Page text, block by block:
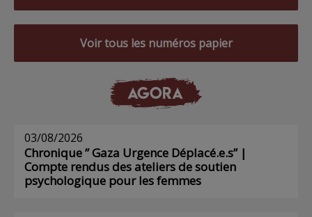
Voir tous les numéros papier
AGORA
03/08/2026
Chronique ” Gaza Urgence Déplacé.e.s” |
Compte rendus des ateliers de soutien
psychologique pour les femmes